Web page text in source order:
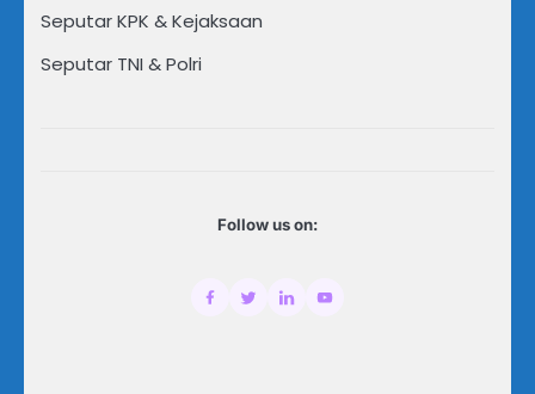
Seputar KPK & Kejaksaan
Seputar TNI & Polri
Follow us on: